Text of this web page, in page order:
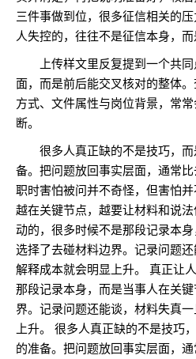
三件事做到位，很多征信相关的
人失控的，往往不是征信本身，而
上传样文里反复提到一个共
面，而是前后能交叉核对的整体
方式、文件属性与岗位背景，常
断。
很多人真正缺的不是技巧，
备。把问题放回事实层面，通常
职时害怕被问并不奇怪，但害怕并
越在关键节点，越要让材料和说
动的，很多时候不是那段记录本
选择了去碰材料边界。记录问题还
解释成本就会明显上升。 真正让
那段记录本身，而是当事人在关
界。记录问题还能谈，材料失真
上升。 很多人真正缺的不是技巧
的准备。把问题放回事实层面，通